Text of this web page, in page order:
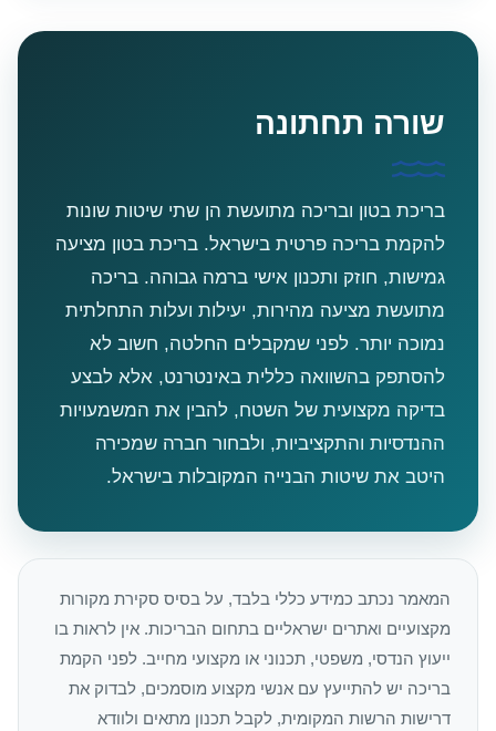
שורה תחתונה
בריכת בטון ובריכה מתועשת הן שתי שיטות שונות
להקמת בריכה פרטית בישראל. בריכת בטון מציעה
גמישות, חוזק ותכנון אישי ברמה גבוהה. בריכה
מתועשת מציעה מהירות, יעילות ועלות התחלתית
נמוכה יותר. לפני שמקבלים החלטה, חשוב לא
להסתפק בהשוואה כללית באינטרנט, אלא לבצע
בדיקה מקצועית של השטח, להבין את המשמעויות
ההנדסיות והתקציביות, ולבחור חברה שמכירה
היטב את שיטות הבנייה המקובלות בישראל.
המאמר נכתב כמידע כללי בלבד, על בסיס סקירת מקורות
מקצועיים ואתרים ישראליים בתחום הבריכות. אין לראות בו
ייעוץ הנדסי, משפטי, תכנוני או מקצועי מחייב. לפני הקמת
בריכה יש להתייעץ עם אנשי מקצוע מוסמכים, לבדוק את
דרישות הרשות המקומית, לקבל תכנון מתאים ולוודא